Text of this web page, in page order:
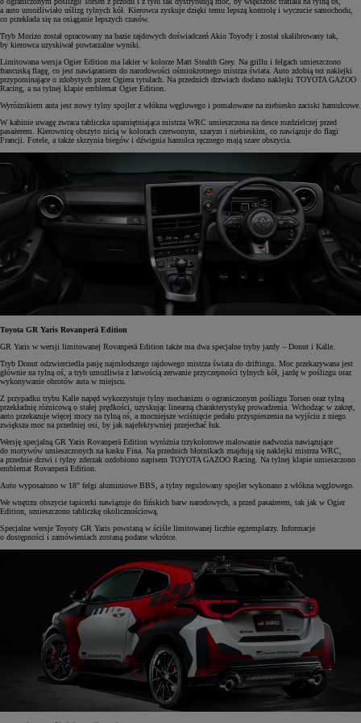
a auto umożliwiało uślizg tylnych kół. Kierowca zyskuje dzięki temu lepszą kontrolę i wyczucie samochodu,
co przekłada się na osiąganie lepszych czasów.
Tryb Morizo został opracowany na bazie rajdowych doświadczeń Akio Toyody i został skalibrowany tak,
by kierowca uzyskiwał powtarzalne wyniki.
Limitowana wersja Ogier Edition ma lakier w kolorze Matt Stealth Grey. Na grillu i felgach umieszczono
francuską flagę, co jest nawiązaniem do narodowości ośmiokrotnego mistrza świata. Auto zdobią też naklejki
przypominające o zdobytych przez Ogiera tytułach. Na przednich drzwiach dodano naklejki TOYOTA GAZOO
Racing, a na tylnej klapie emblemat Ogier Edition.
Wyróżnikiem auta jest nowy tylny spojler z włókna węglowego i pomalowane na niebiesko zaciski hamulcowe.
W kabinie uwagę zwraca tabliczka upamiętniająca mistrza WRC umieszczona na desce rozdzielczej przed
pasażerem. Kierownicę obszyto nicią w kolorach czerwonym, szarym i niebieskim, co nawiązuje do flagi
Francji. Fotele, a także skrzynia biegów i dźwignia hamulca ręcznego mają szare obszycia.
Toyota GR Yaris Rovanperä Edition
GR Yaris w wersji limitowanej Rovanperä Edition także ma dwa specjalne tryby jazdy – Donut i Kalle.
Tryb Donut odzwierciedla pasję najmłodszego rajdowego mistrza świata do driftingu. Moc przekazywana jest
głównie na tylną oś, a tryb umożliwia z łatwością zerwanie przyczepności tylnych kół, jazdę w poślizgu oraz
wykonywanie obrotów auta w miejscu.
Z przypadku trybu Kalle napęd wykorzystuje tylny mechanizm o ograniczonym poślizgu Torsen oraz tylną
przekładnię różnicową o stałej prędkości, uzyskując linearną charakterystykę prowadzenia. Wchodząc w zakręt,
auto przekazuje więcej mocy na tylną oś, a mocniejsze wciśnięcie pedału przyspieszenia na wyjściu z niego
zwiększa moc na przedniej osi, by jak najefektywniej przejechać łuk.
Wersję specjalną GR Yaris Rovanperä Edition wyróżnia trzykolorowe malowanie nadwozia nawiązujące
do motywów umieszczonych na kasku Fina. Na przednich błotnikach znajdują się naklejki mistrza WRC,
a przednie drzwi i tylny zderzak ozdobiono napisem TOYOTA GAZOO Racing. Na tylnej klapie umieszczono
emblemat Rovanperä Edition.
Auto wyposażono w 18" felgi aluminiowe BBS, a tylny regulowany spojler wykonano z włókna węglowego.
We wnętrzu obszycie tapicerki nawiązuje do fińskich barw narodowych, a przed pasażerem, tak jak w Ogier
Edition, umieszczono tabliczkę okolicznościową.
Specjalne wersje Toyoty GR Yaris powstaną w ściśle limitowanej liczbie egzemplarzy. Informacje
o dostępności i zamówieniach zostaną podane wkrótce.